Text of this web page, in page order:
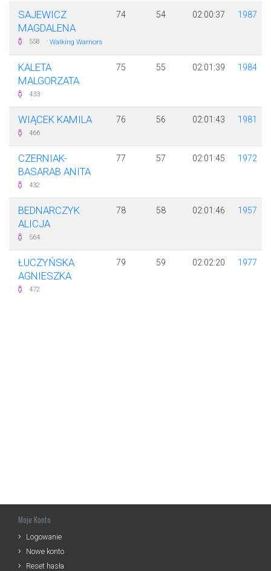
SAJEWICZ
MAGDALENA
558 · Walking Warriors
74 54 02:00:37 1987
KALETA
MALGORZATA
433
75 55 02:01:39 1984
WIĄCEK KAMILA
466
76 56 02:01:43 1981
CZERNIAK-
BASARAB ANITA
432
77 57 02:01:45 1972
BEDNARCZYK
ALICJA
564
78 58 02:01:46 1957
ŁUCZYŃSKA
AGNIESZKA
472
79 59 02:02:20 1977
Moje Konto
Logowanie
Nowe konto
Reset hasła